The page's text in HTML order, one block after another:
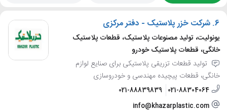
6. شرکت خزر پلاستیک - دفتر مرکزی
یونولیت، تولید مصنوعات پلاستیک، قطعات پلاستیک
خانگی، قطعات پلاستیک خودرو
تولید قطعات تزریقی پلاستیکی برای صنایع لوازم
خانگی، قطعات پیچیده مهندسی و خودروسازی
021-88304064
021-88839839
info@khazarplastic.com